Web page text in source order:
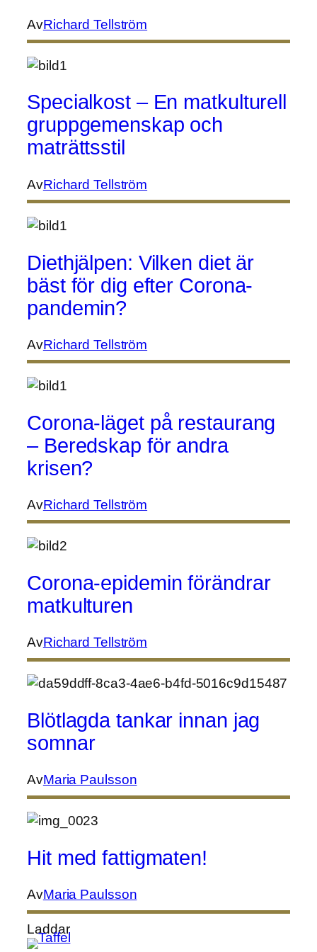
AvRichard Tellström
Specialkost – En matkulturell
gruppgemenskap och
maträttsstil
AvRichard Tellström
Diethjälpen: Vilken diet är
bäst för dig efter Corona-
pandemin?
AvRichard Tellström
Corona-läget på restaurang
– Beredskap för andra
krisen?
AvRichard Tellström
Corona-epidemin förändrar
matkulturen
AvRichard Tellström
Blötlagda tankar innan jag
somnar
AvMaria Paulsson
Hit med fattigmaten!
AvMaria Paulsson
Laddar